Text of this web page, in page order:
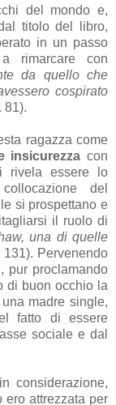
del mondo e,
titolo del libro,
in un passo
rimarcare con
da quello che
cospirato
81).
ragazza come
insicurezza con
rivela essere lo
del
si prospettano e
il ruolo di
una di quelle
131). Pervenendo
pur proclamando
di buon occhio la
madre single,
fatto di essere
sociale e dal
considerazione,
ero attrezzata per